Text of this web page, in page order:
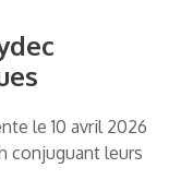
le 10 avril 2026
conjuguant leurs